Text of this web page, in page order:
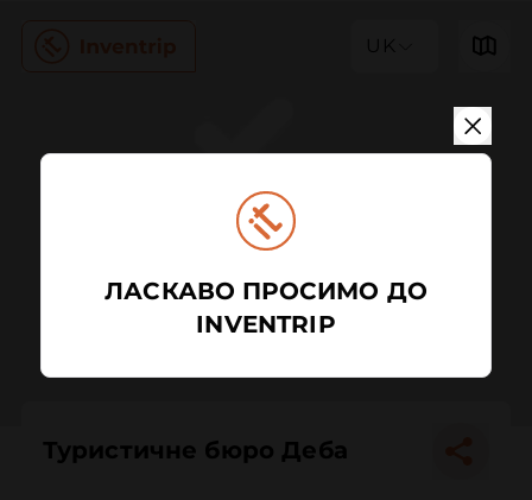
UK
Туристичне бюро Деба
ЛАСКАВО ПРОСИМО ДО
INVENTRIP